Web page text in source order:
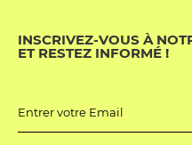
INSCRIVEZ-VOUS À
ET RESTEZ INFORMÉ !
Entrer votre Email